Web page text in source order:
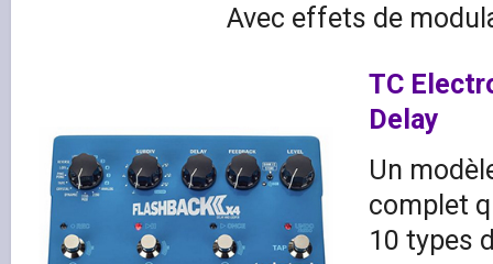
Avec effets de
TC
Delay
Un
complet
10 types